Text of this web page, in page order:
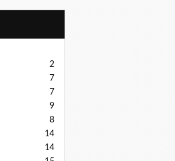
2
7
7
9
8
14
14